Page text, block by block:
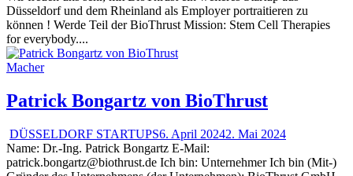
Düsseldorf und dem Rheinland als Employer portraitieren zu
können ! Werde Teil der BioThrust Mission: Stem Cell Therapies
for everybody....
Macher
Patrick Bongartz von BioThrust
DÜSSELDORF STARTUPS6. April 20242. Mai 2024
Name: Dr.-Ing. Patrick Bongartz E-Mail:
patrick.bongartz@biothrust.de Ich bin: Unternehmer Ich bin (Mit-)